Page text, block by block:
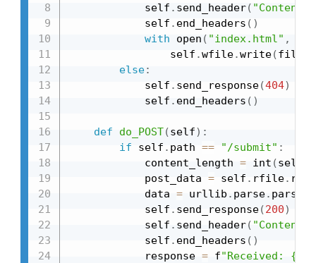
            self
. send_header( "Content-
            self
. end_headers ( )
with open ( "index.html" ,
                self
.wfile.write(file
else:
            self
. send_response(404)
            self
. end_headers ( )
def do_POST(self) :
if self . path == "/submit" :
            content_length
= int (self
            post_data
= self . rfile. read
            data
= urllib. parse.
            self
. send_response(200)
            self
. send_header( "Content-
            self
. end_headers ( )
            response
= f"Received: